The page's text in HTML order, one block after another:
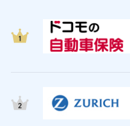
ＳＯＭＰＯダイレクト損
(https://www.sompo-
チューリッヒ保険会社
(https://